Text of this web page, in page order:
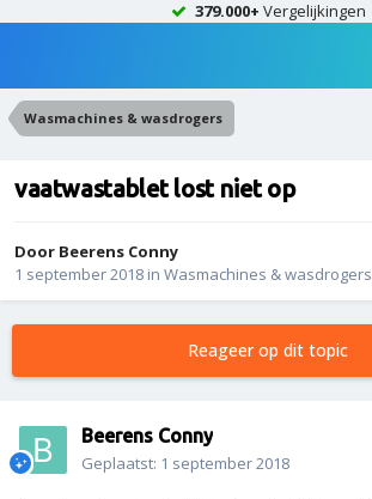
379.000+ Vergelijkingen
Wasmachines & wasdrogers
vaatwastablet lost niet op
Door Beerens Conny
1 september 2018 in Wasmachines & wasdrogers
Reageer op dit topic
Beerens Conny
Geplaatst: 1 september 2018